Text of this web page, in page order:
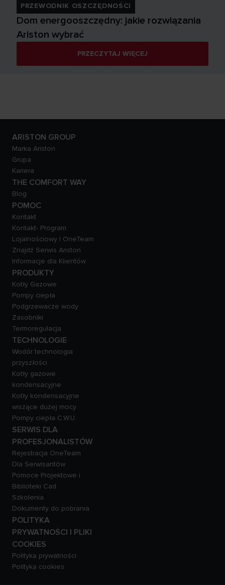
PRZEWODNIK OSZCZĘDNOŚCI
Dom energooszczędny: jakie rozwiązania
Ariston wybrać
PRZECZYTAJ WIĘCEJ
ARISTON GROUP
Marka Ariston
Grupa
Kariera
THE COMFORT WAY
Blog
POMOC
Kontakt
Kontakt- Program
Lojalnościowy | OneTeam
Znajdź Serwis Ariston
Informacje dla Klientów
PRODUKTY
Kotły Gazowe
Pompy ciepła
Podgrzewacze wody
Zasobniki
Termoregulacja
TECHNOLOGIE
Wodór technologia
przyszłości
Kotły gazowe
kondensacyjne
Kotły kondensacyjne
wiszące dużej mocy
Pompy ciepła C.W.U.
SERWIS DLA
PROFESJONALISTÓW
Rejestracja OneTeam
Dla Serwisantów
Pomoce Projektowe i
Biblioteki Cad
Szkolenia
Dokumenty do pobrania
POLITYKA
PRYWATNOŚCI I PLIKI
COOKIES
Polityka prywatności
Polityka cookies